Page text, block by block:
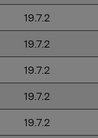
19.7.2
19.7.2
19.7.2
19.7.2
19.7.2